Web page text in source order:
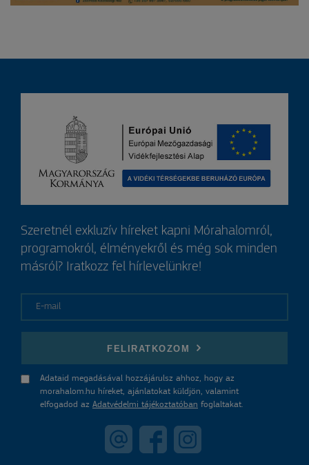
Szeretnél exkluzív híreket kapni Mórahalomról,
programokról, élményekről és még sok minden
másról? Iratkozz fel hírlevelünkre!
FELIRATKOZOM
Adataid megadásával hozzájárulsz ahhoz, hogy az
morahalom.hu híreket, ajánlatokat küldjön, valamint
elfogadod az Adatvédelmi tájékoztatóban foglaltakat.